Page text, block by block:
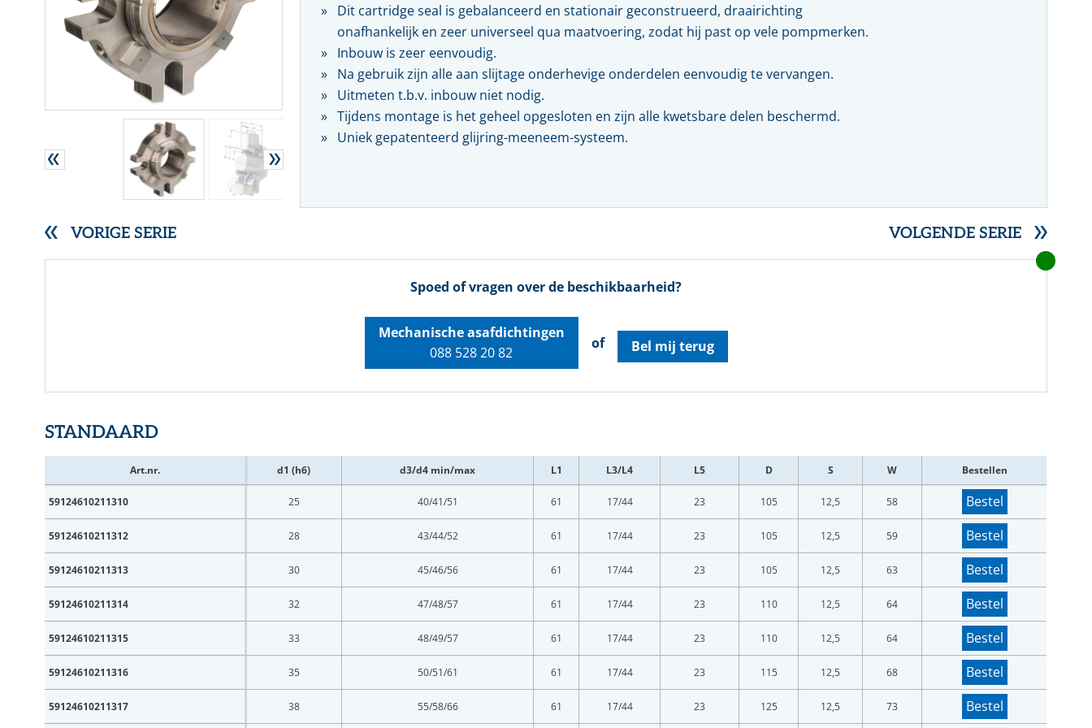
Kwaliteit, veiligheid & milieu
Actueel
Vacatures
Locaties
RVS gegolfde pakkingen
Overige (Semi)metallieke pakkingen
DYNAMISCHE AFDICHTINGEN
Stopbuspakkingen
Mechanische asafdichtingen
Kijk- en peiltoestellen & glazen
REGELKLEPPEN
KFM regelkleppen
Pre-vent regelkleppen
Tomoe regelkleppen
SERVICE- EN ONDERHOUDSPRODUCTEN
Farmacie
Voedingsmiddelen
Pulp & papier
Dit cartridge seal is gebalanceerd en stationair geconstrueerd, draairichting
onafhankelijk en zeer universeel qua maatvoering, zodat hij past op vele pompmerken.
Inbouw is zeer eenvoudig.
Na gebruik zijn alle aan slijtage onderhevige onderdelen eenvoudig te vervangen.
Uitmeten t.b.v. inbouw niet nodig.
Tijdens montage is het geheel opgesloten en zijn alle kwetsbare delen beschermd.
Uniek gepatenteerd glijring-meeneem-systeem.
VORIGE SERIE VOLGENDE SERIE
Spoed of vragen over de beschikbaarheid?
Mechanische asafdichtingen
088 528 20 82
of Bel mij terug
STANDAARD
Art.nr. d1 (h6) d3/d4 min/max L1 L3/L4 L5 D S W Bestellen
59124610211310 25 40/41/51 61 17/44 23 105 12,5 58 Bestel
59124610211312 28 43/44/52 61 17/44 23 105 12,5 59 Bestel
59124610211313 30 45/46/56 61 17/44 23 105 12,5 63 Bestel
59124610211314 32 47/48/57 61 17/44 23 110 12,5 64 Bestel
59124610211315 33 48/49/57 61 17/44 23 110 12,5 64 Bestel
59124610211316 35 50/51/61 61 17/44 23 115 12,5 68 Bestel
59124610211317 38 55/58/66 61 17/44 23 125 12,5 73 Bestel